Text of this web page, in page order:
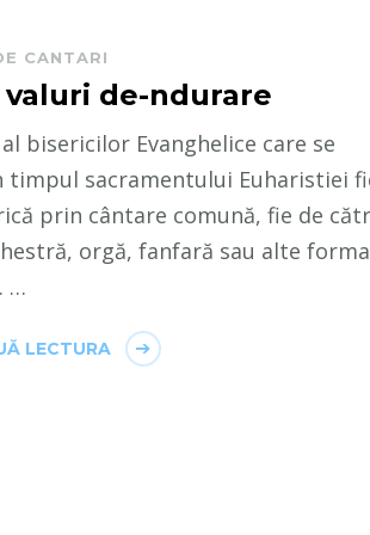
CANTARI
valuri de-ndurare
bisericilor Evanghelice care se
timpul sacramentului Euharistiei
prin cântare comună, fie de
orgă, fanfară sau alte
…
LECTURA